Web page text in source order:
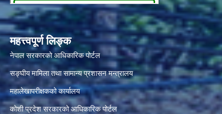
महत्त्वपूर्ण लिङ्क
नेपाल सरकारको आधिकारिक पोर्टल
सङ्‍घीय मामिला तथा सामान्य प्रशासन मन्त्रालय
महालेखापरीक्षकको कार्यालय
कोशी प्रदेश सरकारको आधिकारिक पोर्टल